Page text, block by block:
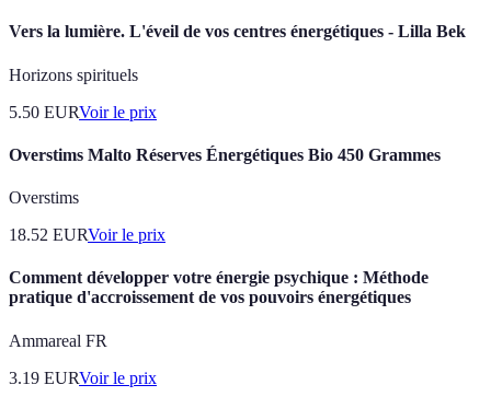
Vers la lumière. L'éveil de vos centres énergétiques - Lilla Bek
Horizons spirituels
5.50 EURVoir le prix
Overstims Malto Réserves Énergétiques Bio 450 Grammes
Overstims
18.52 EURVoir le prix
Comment développer votre énergie psychique : Méthode
pratique d'accroissement de vos pouvoirs énergétiques
Ammareal FR
3.19 EURVoir le prix